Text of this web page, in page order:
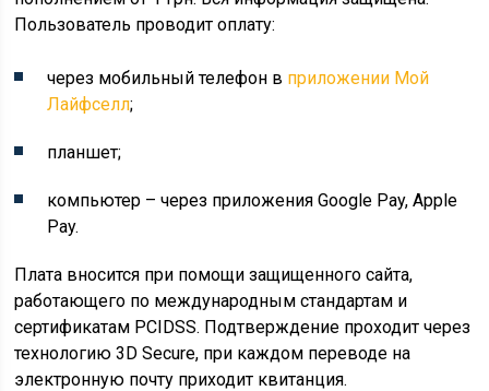
Пользователь проводит оплату:
через мобильный телефон в приложении Мой
Лайфселл;
планшет;
компьютер – через приложения Google Pay, Apple
Pay.
Плата вносится при помощи защищенного сайта,
работающего по международным стандартам и
сертификатам PCIDSS. Подтверждение проходит через
технологию 3D Secure, при каждом переводе на
электронную почту приходит квитанция.